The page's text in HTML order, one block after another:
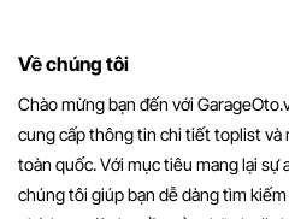
Về chúng tôi
Chào mừng bạn đến với
cung cấp thông tin chi tiết toplist và
toàn quốc. Với mục tiêu mang lại sự
chúng tôi giúp bạn dễ dàng tìm